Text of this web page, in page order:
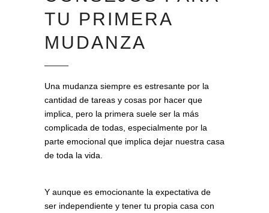
TU PRIMERA
MUDANZA
Una mudanza siempre es estresante por la
cantidad de tareas y cosas por hacer que
implica, pero la primera suele ser la más
complicada de todas, especialmente por la
parte emocional que implica dejar nuestra casa
de toda la vida.
Y aunque es emocionante la expectativa de
ser independiente y tener tu propia casa con